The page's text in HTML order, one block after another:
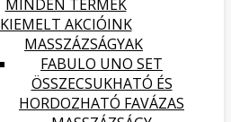
MINDEN TERMÉK
KIEMELT AKCIÓINK
MASSZÁZSÁGYAK
FABULO UNO SET
ÖSSZECSUKHATÓ ÉS
HORDOZHATÓ FAVÁZAS